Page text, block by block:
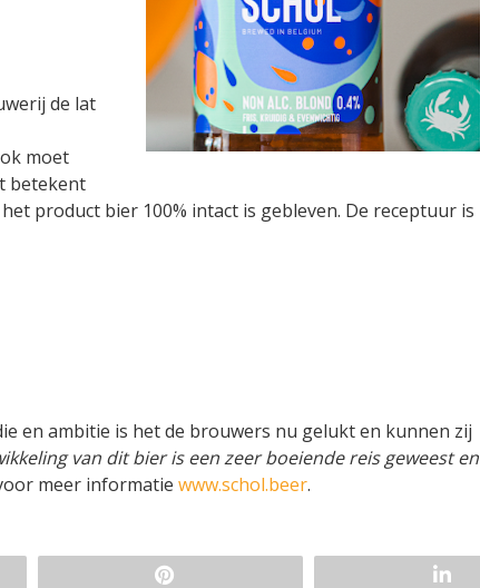
de lat
moet
betekent
product bier 100% intact is gebleven. De receptuur is
en ambitie is het de brouwers nu gelukt en kunnen zij
van dit bier is een zeer boeiende reis geweest en
meer informatie www.schol.beer.